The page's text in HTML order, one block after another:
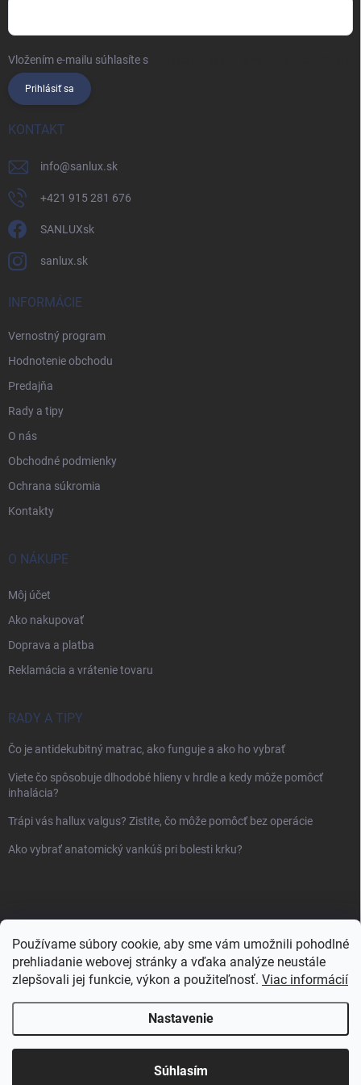
Používame súbory cookie, aby sme vám umožnili pohodlné
prehliadanie webovej stránky a vďaka analýze neustále
zlepšovali jej funkcie, výkon a použiteľnosť. Viac informácií
Nastavenie
Súhlasím
Vložením e-mailu súhlasíte s
Prihlásiť sa
KONTAKT
info@sanlux.sk
+421 915 281 676
SANLUXsk
sanlux.sk
INFORMÁCIE
Vernostný program
Hodnotenie obchodu
Predajňa
Rady a tipy
O nás
Obchodné podmienky
Ochrana súkromia
Kontakty
O NÁKUPE
Môj účet
Ako nakupovať
Doprava a platba
Reklamácia a vrátenie tovaru
RADY A TIPY
Čo je antidekubitný matrac, ako funguje a ako ho vybrať
Viete čo spôsobuje dlhodobé hlieny v hrdle a kedy môže pomôcť
inhalácia?
Trápi vás hallux valgus? Zistite, čo môže pomôcť bez operácie
Ako vybrať anatomický vankúš pri bolesti krku?
Sanlux.sk . Všetky práva vyhradené.